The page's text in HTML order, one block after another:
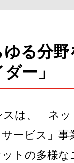
る分
ー」
は、「ネ
ービス」
トの多様